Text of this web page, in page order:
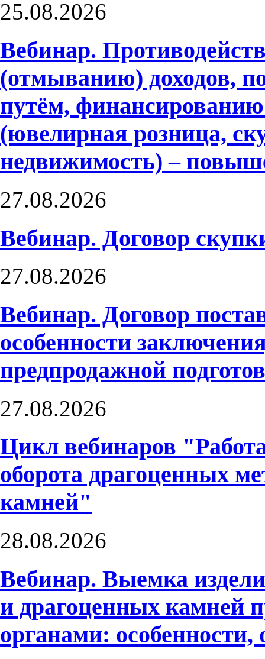
25.08.2026
Вебинар.
(отмыванию) доходов,
путём,
(ювелирная розница,
недвижимость) –
27.08.2026
Вебинар. Договор
27.08.2026
Вебинар. Договор
особенности
предпродажной
27.08.2026
Цикл вебинаров
оборота драгоценных
камней"
28.08.2026
Вебинар. Выемка
и драгоценных камней
органами: особенности,